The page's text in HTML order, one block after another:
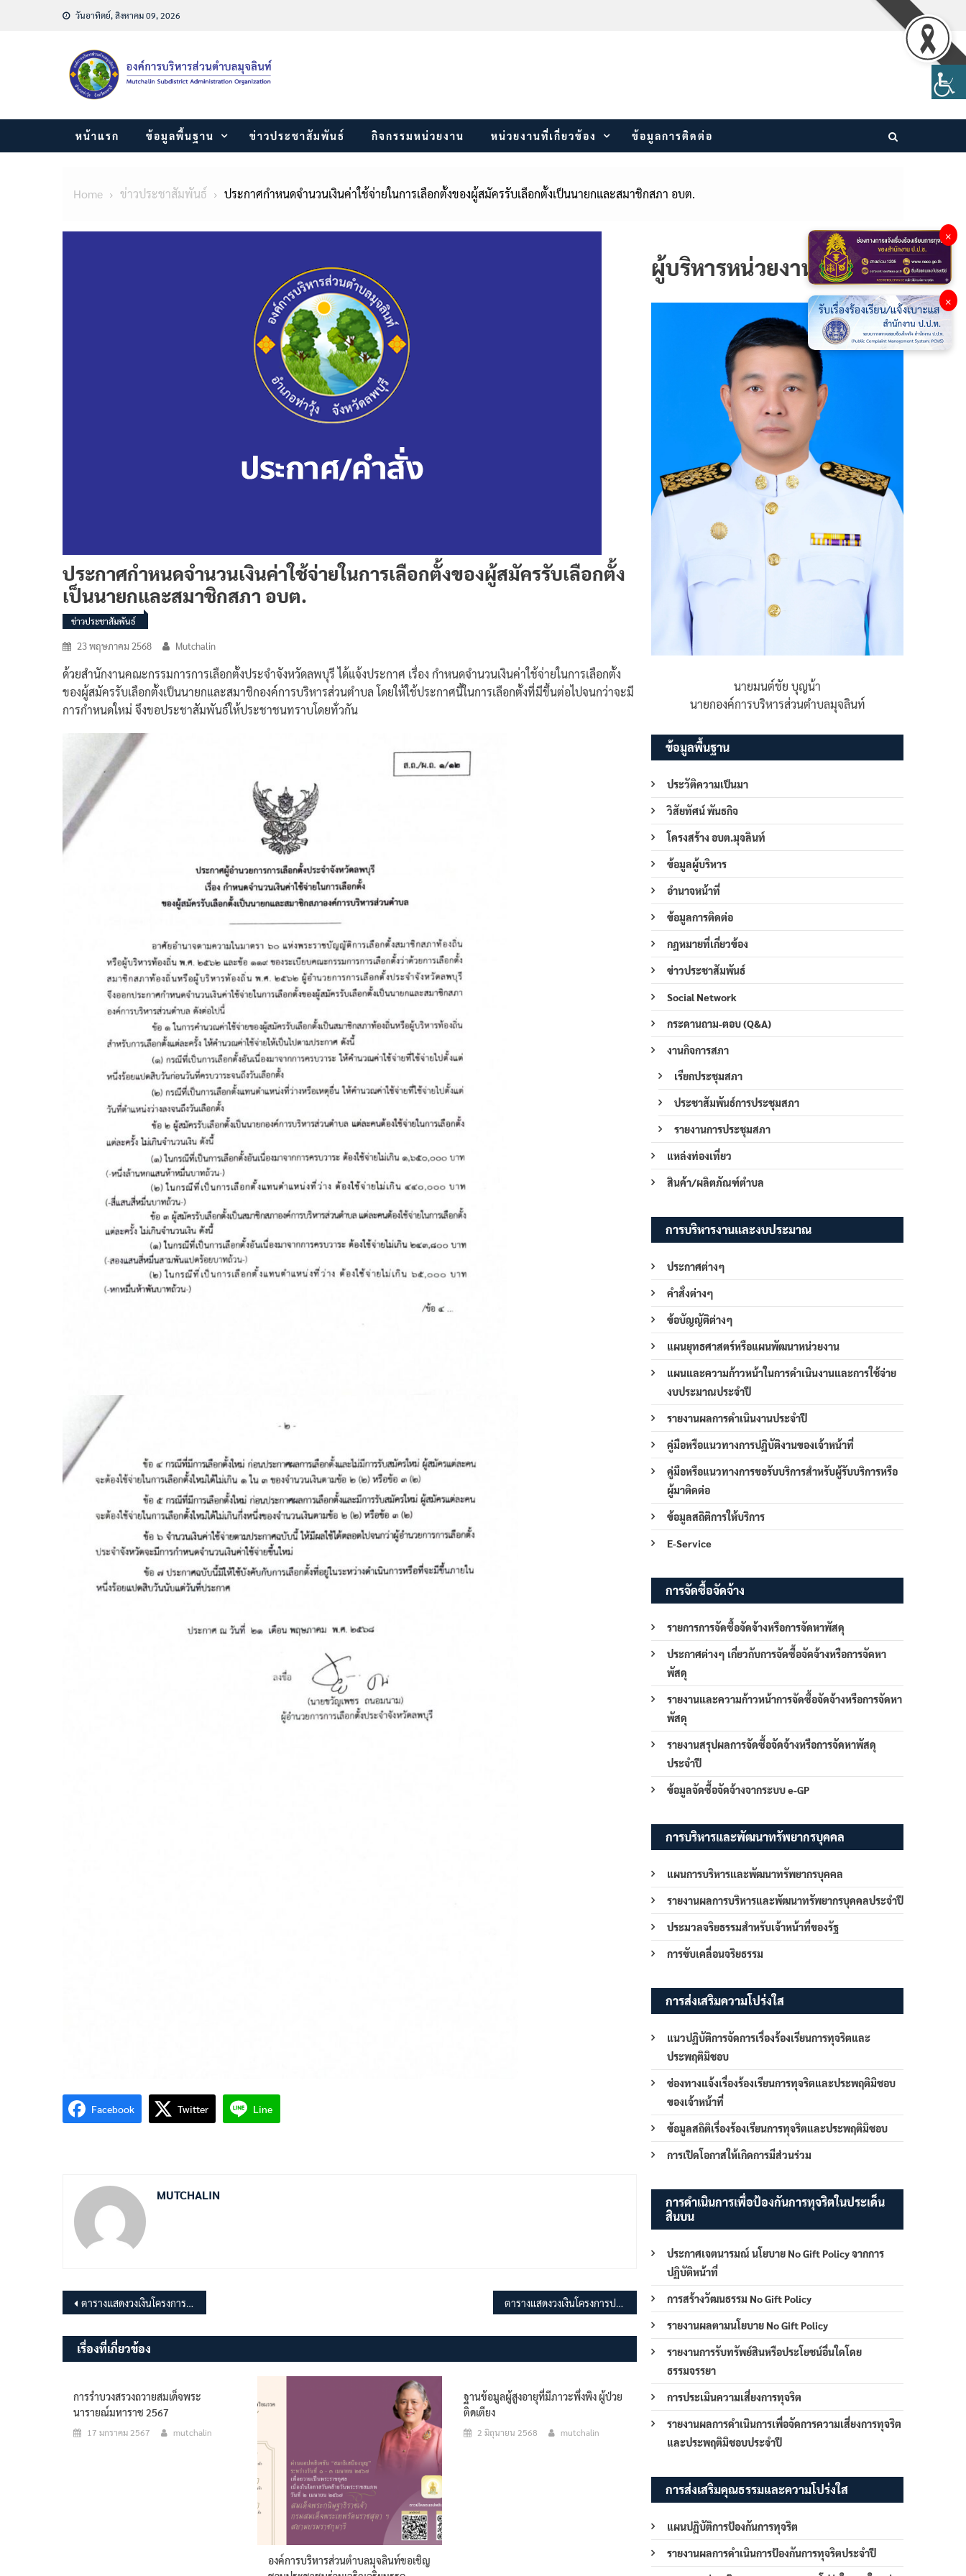
วันอาทิตย์, สิงหาคม 09, 2026
หน้าแรก ข้อมูลพื้นฐาน ข่าวประชาสัมพันธ์ กิจกรรมหน่วยงาน หน่วยงานที่เกี่ยวข้อง ข้อมูลการติดต่อ
Home ข่าวประชาสัมพันธ์ ประกาศกำหนดจำนวนเงินค่าใช้จ่ายในการเลือกตั้งของผู้สมัครรับเลือกตั้งเป็นนายกและสมาชิกสภา อบต.
ประกาศกำหนดจำนวนเงินค่าใช้จ่ายในการเลือกตั้งของผู้สมัครรับเลือกตั้ง
เป็นนายกและสมาชิกสภา อบต.
ข่าวประชาสัมพันธ์
23 พฤษภาคม 2568 Mutchalin
ด้วยสำนักงานคณะกรรมการการเลือกตั้งประจำจังหวัดลพบุรี ได้แจ้งประกาศ เรื่อง กำหนดจำนวนเงินค่าใช้จ่ายในการเลือกตั้ง
ของผู้สมัครรับเลือกตั้งเป็นนายกและสมาชิกองค์การบริหารส่วนตำบล โดยให้ใช้ประกาศนี้ในการเลือกตั้งที่มีขึ้นต่อไปจนกว่าจะมี
การกำหนดใหม่ จึงขอประชาสัมพันธ์ให้ประชาชนทราบโดยทั่วกัน
Facebook Twitter Line
MUTCHALIN
แนะแนว
เรื่อง
ตารางแสดงวงเงินโครงการปรับปรุงถนนคอนกรีตเสริมเหล็ก สายคันฉลาด หมู่ที่ 6 ตารางแสดงวงเงินโครงการปรับปรุงถนนคอนกรีตเสริมเหล็กโดยปูแอสฟัลท์ติกคอนกรีตทับ หมู่ที่ 8 (ซอยบ้านนายชนทิชา คำหร่าย)
เรื่องที่เกี่ยวข้อง
การรำบวงสรวงถวายสมเด็จพระ
นารายณ์มหาราช 2567
17 มกราคม 2567 mutchalin
องค์การบริหารส่วนตำบลมุจลินท์ขอเชิญ
ฐานข้อมูลผู้สูงอายุที่มีภาวะพึ่งพิง ผู้ป่วย
ติดเตียง
2 มิถุนายน 2568 mutchalin
ผู้บริหารหน่วยงาน
นายมนต์ชัย บุญน้า
นายกองค์การบริหารส่วนตำบลมุจลินท์
ข้อมูลพื้นฐาน
ประวัติความเป็นมา
วิสัยทัศน์ พันธกิจ
โครงสร้าง อบต.มุจลินท์
ข้อมูลผู้บริหาร
อำนาจหน้าที่
ข้อมูลการติดต่อ
กฎหมายที่เกี่ยวข้อง
ข่าวประชาสัมพันธ์
Social Network
กระดานถาม-ตอบ (Q&A)
งานกิจการสภา
เรียกประชุมสภา
ประชาสัมพันธ์การประชุมสภา
รายงานการประชุมสภา
แหล่งท่องเที่ยว
สินค้า/ผลิตภัณฑ์ตำบล
การบริหารงานและงบประมาณ
ประกาศต่างๆ
คำสั่งต่างๆ
ข้อบัญญัติต่างๆ
แผนยุทธศาสตร์หรือแผนพัฒนาหน่วยงาน
แผนและความก้าวหน้าในการดำเนินงานและการใช้จ่าย
งบประมาณประจำปี
รายงานผลการดำเนินงานประจำปี
คู่มือหรือแนวทางการปฏิบัติงานของเจ้าหน้าที่
คู่มือหรือแนวทางการขอรับบริการสำหรับผู้รับบริการหรือ
ผู้มาติดต่อ
ข้อมูลสถิติการให้บริการ
E-Service
การจัดซื้อจัดจ้าง
รายการการจัดซื้อจัดจ้างหรือการจัดหาพัสดุ
ประกาศต่างๆ เกี่ยวกับการจัดซื้อจัดจ้างหรือการจัดหา
พัสดุ
รายงานและความก้าวหน้าการจัดซื้อจัดจ้างหรือการจัดหา
พัสดุ
รายงานสรุปผลการจัดซื้อจัดจ้างหรือการจัดหาพัสดุ
ประจำปี
ข้อมูลจัดซื้อจัดจ้างจากระบบ e-GP
การบริหารและพัฒนาทรัพยากรบุคคล
แผนการบริหารและพัฒนาทรัพยากรบุคคล
รายงานผลการบริหารและพัฒนาทรัพยากรบุคคลประจำปี
ประมวลจริยธรรมสำหรับเจ้าหน้าที่ของรัฐ
การขับเคลื่อนจริยธรรม
การส่งเสริมความโปร่งใส
แนวปฏิบัติการจัดการเรื่องร้องเรียนการทุจริตและ
ประพฤติมิชอบ
ช่องทางแจ้งเรื่องร้องเรียนการทุจริตและประพฤติมิชอบ
ของเจ้าหน้าที่
ข้อมูลสถิติเรื่องร้องเรียนการทุจริตและประพฤติมิชอบ
การเปิดโอกาสให้เกิดการมีส่วนร่วม
การดำเนินการเพื่อป้องกันการทุจริตในประเด็น
สินบน
ประกาศเจตนารมณ์ นโยบาย No Gift Policy จากการ
ปฏิบัติหน้าที่
การสร้างวัฒนธรรม No Gift Policy
รายงานผลตามนโยบาย No Gift Policy
รายงานการรับทรัพย์สินหรือประโยชน์อื่นใดโดย
ธรรมจรรยา
การประเมินความเสี่ยงการทุจริต
รายงานผลการดำเนินการเพื่อจัดการความเสี่ยงการทุจริต
และประพฤติมิชอบประจำปี
การส่งเสริมคุณธรรมและความโปร่งใส
แผนปฏิบัติการป้องกันการทุจริต
รายงานผลการดำเนินการป้องกันการทุจริตประจำปี
×
×